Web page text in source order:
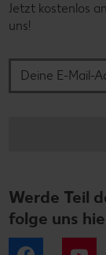
Jetzt kostenlos
uns!
Werde Teil
folge uns